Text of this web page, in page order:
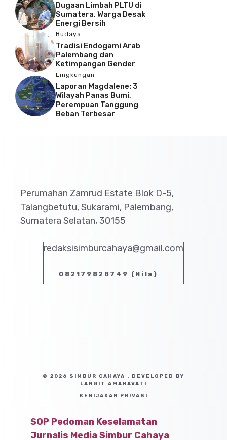
Dugaan Limbah PLTU di
Sumatera, Warga Desak
Energi Bersih
Budaya
Tradisi Endogami Arab
Palembang dan
Ketimpangan Gender
Lingkungan
Laporan Magdalene: 3
Wilayah Panas Bumi,
Perempuan Tanggung
Beban Terbesar
Perumahan Zamrud Estate Blok D-5,
Talangbetutu, Sukarami, Palembang,
Sumatera Selatan, 30155
redaksisimburcahaya@gmail.com
082179828749 (Nila)
© 2026 SIMBUR CAHAYA . DEVELOPED BY
LANGIT AMARAVATI
KEBIJAKAN PRIVASI
SOP Pedoman Keselamatan
Jurnalis Media Simbur Cahaya